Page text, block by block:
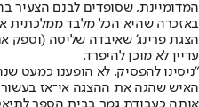
המדומיינת, שסופדים לבנם הצעיר
באזכרה שהיא הכל מלבד ממלכתית
הצגת פרינג' שאיבדה שליטה (וספק
עדיין לא מוכן להיפרד.
"ניסינו להפסיק. לא הופענו כמעט
האיש שהגה את ההצגה אי־אז